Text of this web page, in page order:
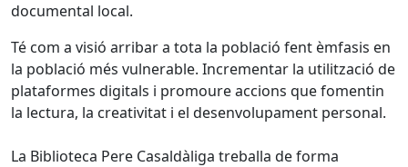
documental local.
Té com a visió arribar a tota la població fent èmfasis en
la població més vulnerable. Incrementar la utilització de
plataformes digitals i promoure accions que fomentin
la lectura, la creativitat i el desenvolupament personal.
La Biblioteca Pere Casaldàliga treballa de forma